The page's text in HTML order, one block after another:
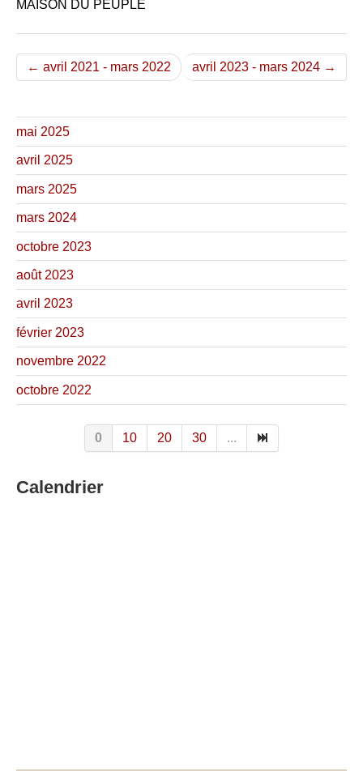
MAISON DU PEUPLE
← avril 2021 - mars 2022 avril 2023 - mars 2024 →
mai 2025
avril 2025
mars 2025
mars 2024
octobre 2023
août 2023
avril 2023
février 2023
novembre 2022
octobre 2022
0 10 20 30 ...
Calendrier